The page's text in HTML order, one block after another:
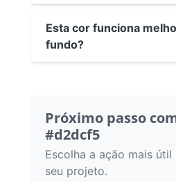
Esta cor funciona
fundo?
Próximo passo
#d2dcf5
Escolha a ação mais
seu projeto.